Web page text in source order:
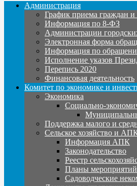
Администрация
График приема граждан
Информация по 8-ФЗ
Администрации
Электронная форма
Информация по
Исполнение указов
Перепись 2020
Финансовая деятельность
Комитет по экономике и
Экономика
Социально-
Поддержка малого и
Сельское хозяйство и
Информация АПК
Законодательство
Реестр
Планы
Садоводческие